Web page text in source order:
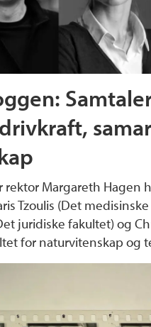
rektor Margareth Hagen
Tzoulis (Det
juridiske fakultet) og
for naturvitenskap og